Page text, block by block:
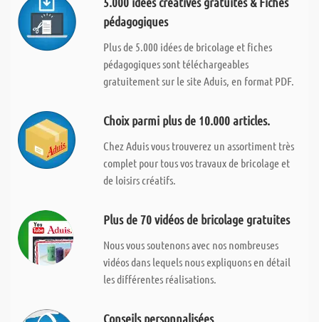
pédagogiques
Plus de 5.000 idées de bricolage et fiches
pédagogiques sont téléchargeables
gratuitement sur le site Aduis, en format PDF.
Choix parmi plus de 10.000 articles.
Chez Aduis vous trouverez un assortiment très
complet pour tous vos travaux de bricolage et
de loisirs créatifs.
Plus de 70 vidéos de bricolage gratuites
Nous vous soutenons avec nos nombreuses
vidéos dans lequels nous expliquons en détail
les différentes réalisations.
Conseils personnalisées